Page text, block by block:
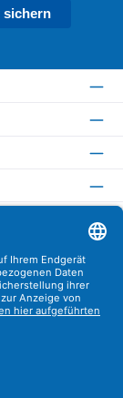
sichern